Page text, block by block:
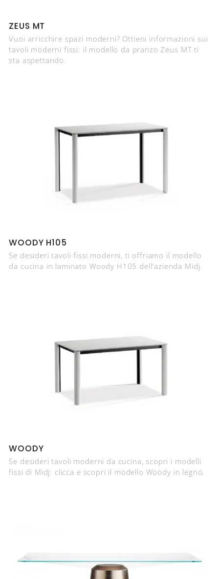
ZEUS MT
Vuoi arricchire spazi moderni? Ottieni informazioni sui
tavoli moderni fissi: il modello da pranzo Zeus MT ti
sta aspettando.
WOODY H105
Se desideri tavoli fissi moderni, ti offriamo il modello
da cucina in laminato Woody H105 dell'azienda Midj.
WOODY
Se desideri tavoli moderni da cucina, scopri i modelli
fissi di Midj: clicca e scopri il modello Woody in legno.